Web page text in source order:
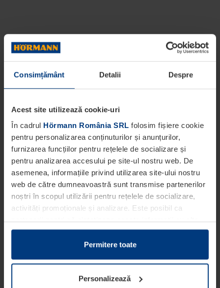
Consimțământ Detalii Despre
Acest site utilizează cookie-uri
În cadrul Hörmann România SRL folosim fișiere cookie
pentru personalizarea conținuturilor și anunțurilor,
furnizarea funcțiilor pentru rețelele de socializare și
pentru analizarea accesului pe site-ul nostru web. De
asemenea, informațiile privind utilizarea site-ului nostru
web de către dumneavoastră sunt transmise partenerilor
noștri în scopul utilizării pentru rețelele de socializare,
activități promoționale și analizare. Este posibil ca
partenerii noștri să sintetizeze aceste informații cu alte
date pe care dumneavoastră le-ați pus la dispoziția
acestora ori care au fost colectate în cadrul utilizării
Din punct de vedere legal, putem stoca fișiere cookie pe
dispozitivul dumneavoastră în cazul în care acestea sunt
Permitere toate
Personalizează